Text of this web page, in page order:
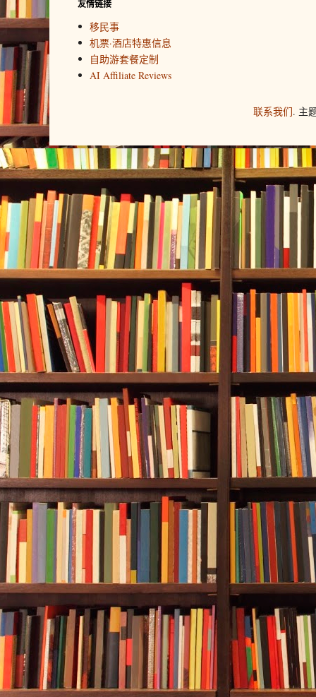
友情链接
移民事
机票·酒店特惠信息
自助游套餐定制
AI Affiliate Reviews
联系我们. 主